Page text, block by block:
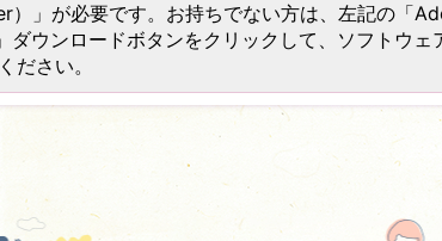
）」が必要です。お持ちでない方は、左記の「
ウンロードボタンをクリックして、ソフトウェ
ださい。